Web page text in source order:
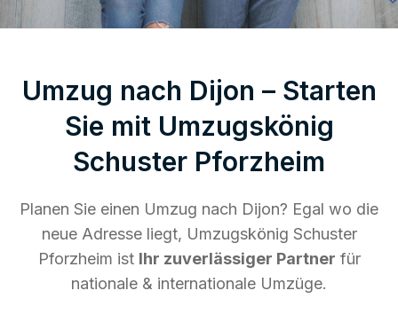
Umzug nach Dijon – Starten
Sie mit Umzugskönig
Schuster Pforzheim
Planen Sie einen Umzug nach Dijon? Egal wo die
neue Adresse liegt, Umzugskönig Schuster
Pforzheim ist Ihr zuverlässiger Partner für
nationale & internationale Umzüge.